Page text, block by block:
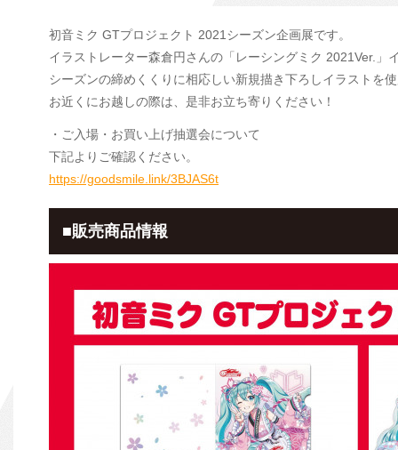
初音ミク GTプロジェクト 2021シーズン企画展です。
イラストレーター森倉円さんの「レーシングミク 2021Ver.」
シーズンの締めくくりに相応しい新規描き下ろしイラストを
お近くにお越しの際は、是非お立ち寄りください！
・ご入場・お買い上げ抽選会について
下記よりご確認ください。
https://goodsmile.link/3BJAS6t
■販売商品情報